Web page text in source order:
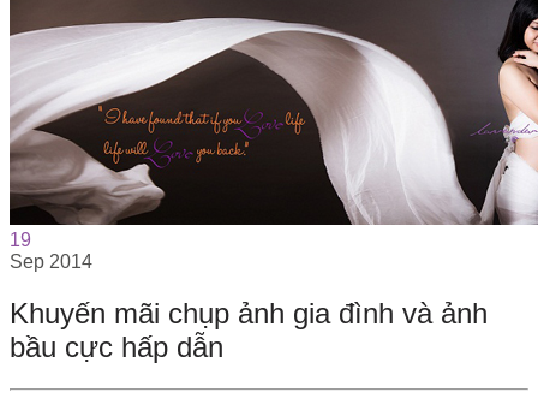
19
Sep 2014
Khuyến mãi chụp ảnh gia đình và ảnh
bầu cực hấp dẫn